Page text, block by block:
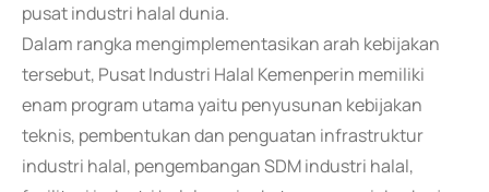
pusat industri halal dunia.
Dalam rangka mengimplementasikan arah kebijakan
tersebut, Pusat Industri Halal Kemenperin memiliki
enam program utama yaitu penyusunan kebijakan
teknis, pembentukan dan penguatan infrastruktur
industri halal, pengembangan SDM industri halal,